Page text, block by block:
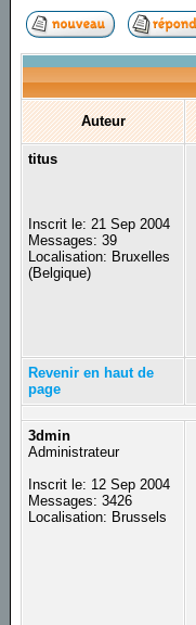
Auteur
titus
Inscrit le: 21 Sep 2004
Messages: 39
Localisation: Bruxelles
(Belgique)
Revenir en haut de
page
3dmin
Administrateur
Inscrit le: 12 Sep 2004
Messages: 3426
Localisation: Brussels